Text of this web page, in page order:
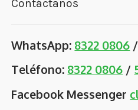
Contáctanos
WhatsApp: 8322 0806 /
Teléfono: 8322 0806 /
Facebook Messenger